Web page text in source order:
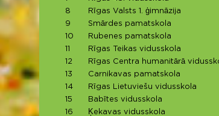
8
Rīgas Valsts 1. ģimnāzija
9
Smārdes pamatskola
10
Rubenes pamatskola
11
Rīgas Teikas vidusskola
12
Rīgas Centra humanitārā
13
Carnikavas pamatskola
14
Rīgas Lietuviešu vidusskola
15
Babītes vidusskola
16
Ķekavas vidusskola